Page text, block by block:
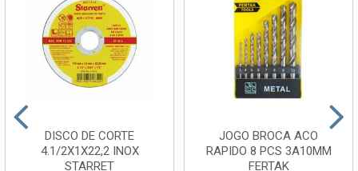
DISCO DE CORTE
4.1/2X1X22,2 INOX
STARRET
JOGO BROCA ACO
RAPIDO 8 PCS 3A10MM
FERTAK